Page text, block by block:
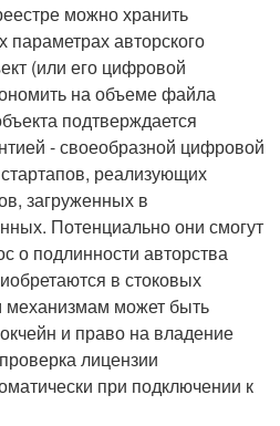
можно хранить
авторского
(или его цифровой
на объеме файла
подтверждается
- своеобразной цифровой
реализующих
загруженных в
Потенциально они смогут
о подлинности авторства
в стоковых
может быть
и право на владение
лицензии
при подключении к